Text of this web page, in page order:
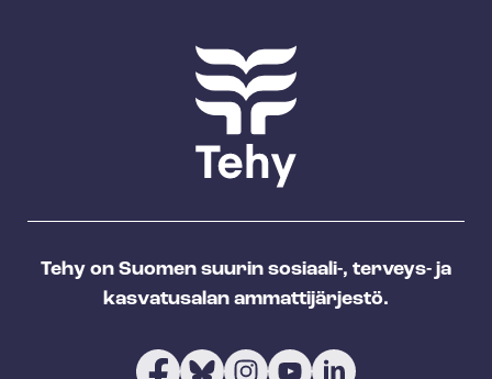
Tehy on Suomen suurin sosiaali-, terveys- ja
kasvatusalan ammattijärjestö.